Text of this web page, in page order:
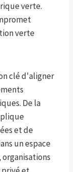
verte.
verte
clé d'aligner
De la
et de
un espace